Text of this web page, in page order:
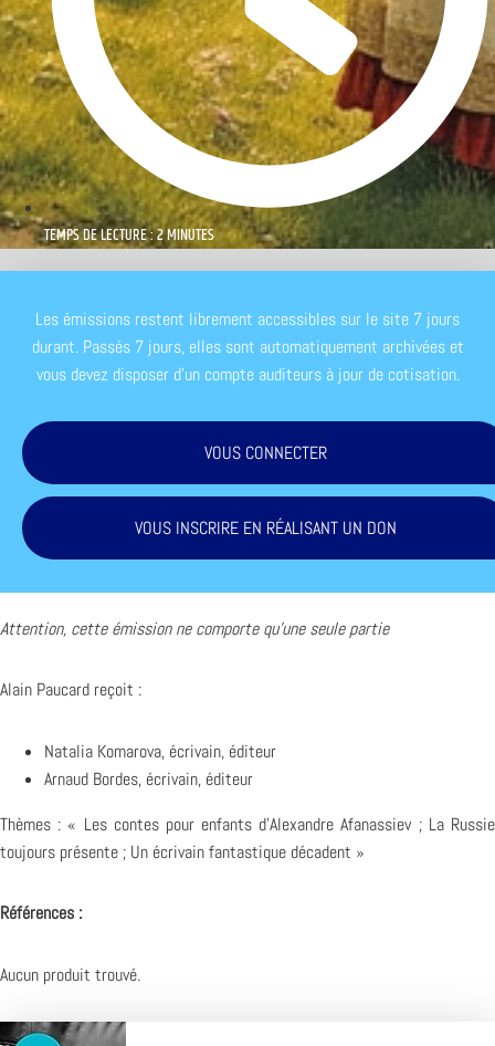
TEMPS DE LECTURE : 2 MINUTES
Les émissions restent librement accessibles sur le site 7 jours
durant. Passés 7 jours, elles sont automatiquement archivées et
vous devez disposer d'un compte auditeurs à jour de cotisation.
VOUS CONNECTER
VOUS INSCRIRE EN RÉALISANT UN DON
Attention, cette émission ne comporte qu’une seule partie
Alain Paucard reçoit :
Natalia Komarova, écrivain, éditeur
Arnaud Bordes, écrivain, éditeur
Thèmes : « Les contes pour enfants d’Alexandre Afanassiev ; La Russie
toujours présente ; Un écrivain fantastique décadent »
Références :
Aucun produit trouvé.